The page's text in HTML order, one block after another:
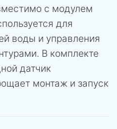
с модулем
для
воды и управления
В комплекте
датчик
монтаж и запуск